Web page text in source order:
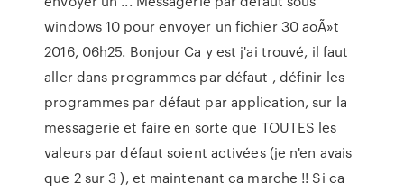
windows 10 pour envoyer un fichier 30 aoÃ»t
2016, 06h25. Bonjour Ca y est j'ai trouvé, il faut
aller dans programmes par défaut , définir les
programmes par défaut par application, sur la
messagerie et faire en sorte que TOUTES les
valeurs par défaut soient activées (je n'en avais
que 2 sur 3 ), et maintenant ca marche !! Si ca